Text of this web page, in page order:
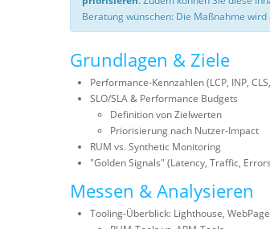
Beratung wünschen: Die Maßnahme
Grundlagen & Ziele
Performance-Kennzahlen (LCP, INP,
SLO/SLA & Performance Budgets
Definition von Zielwerten
Priorisierung nach Nutzer-Impact
RUM vs. Synthetic Monitoring
"Golden Signals" (Latency, Traffic,
Messen & Analysieren
Tooling-Überblick: Lighthouse,